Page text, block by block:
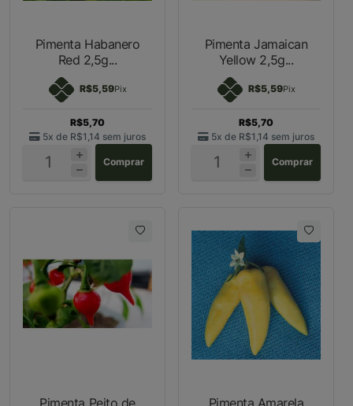
Pimenta Habanero
Red 2,5g...
R$5,59Pix
R$5,70
5x de R$1,14 sem juros
Comprar
Pimenta Jamaican
Yellow 2,5g...
R$5,59Pix
R$5,70
5x de R$1,14 sem juros
Comprar
Pimenta Peito de
Pimenta Amarela